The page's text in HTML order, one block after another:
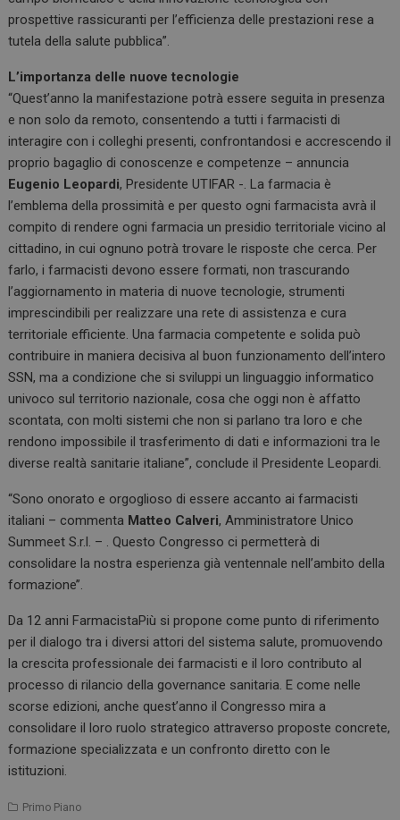
prospettive rassicuranti per l’efficienza delle prestazioni rese a
tutela della salute pubblica”.
L’importanza delle nuove tecnologie
“Quest’anno la manifestazione potrà essere seguita in presenza
e non solo da remoto, consentendo a tutti i farmacisti di
interagire con i colleghi presenti, confrontandosi e accrescendo il
proprio bagaglio di conoscenze e competenze – annuncia
Eugenio Leopardi, Presidente UTIFAR -. La farmacia è
l’emblema della prossimità e per questo ogni farmacista avrà il
compito di rendere ogni farmacia un presidio territoriale vicino al
cittadino, in cui ognuno potrà trovare le risposte che cerca. Per
farlo, i farmacisti devono essere formati, non trascurando
l’aggiornamento in materia di nuove tecnologie, strumenti
imprescindibili per realizzare una rete di assistenza e cura
territoriale efficiente. Una farmacia competente e solida può
contribuire in maniera decisiva al buon funzionamento dell’intero
SSN, ma a condizione che si sviluppi un linguaggio informatico
univoco sul territorio nazionale, cosa che oggi non è affatto
scontata, con molti sistemi che non si parlano tra loro e che
rendono impossibile il trasferimento di dati e informazioni tra le
diverse realtà sanitarie italiane”, conclude il Presidente Leopardi.
“Sono onorato e orgoglioso di essere accanto ai farmacisti
italiani – commenta Matteo Calveri, Amministratore Unico
Summeet S.r.l. – . Questo Congresso ci permetterà di
consolidare la nostra esperienza già ventennale nell’ambito della
formazione’’.
Da 12 anni FarmacistaPiù si propone come punto di riferimento
per il dialogo tra i diversi attori del sistema salute, promuovendo
la crescita professionale dei farmacisti e il loro contributo al
processo di rilancio della governance sanitaria. E come nelle
scorse edizioni, anche quest’anno il Congresso mira a
consolidare il loro ruolo strategico attraverso proposte concrete,
formazione specializzata e un confronto diretto con le
istituzioni.
Primo Piano